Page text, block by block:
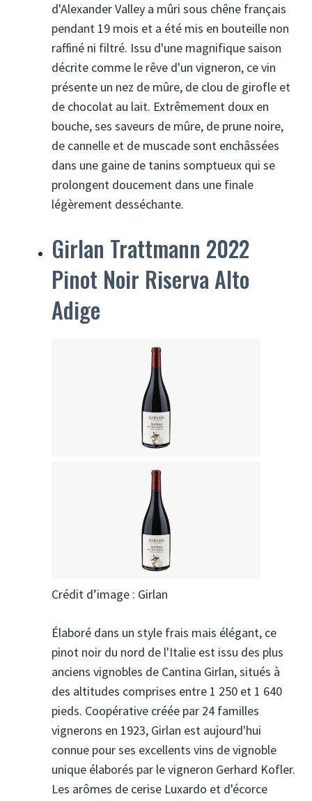
d'Alexander Valley a mûri sous chêne français
pendant 19 mois et a été mis en bouteille non
raffiné ni filtré. Issu d'une magnifique saison
décrite comme le rêve d'un vigneron, ce vin
présente un nez de mûre, de clou de girofle et
de chocolat au lait. Extrêmement doux en
bouche, ses saveurs de mûre, de prune noire,
de cannelle et de muscade sont enchâssées
dans une gaine de tanins somptueux qui se
prolongent doucement dans une finale
légèrement desséchante.
Girlan Trattmann 2022
Pinot Noir Riserva Alto
Adige
Crédit d’image : Girlan
Élaboré dans un style frais mais élégant, ce
pinot noir du nord de l'Italie est issu des plus
anciens vignobles de Cantina Girlan, situés à
des altitudes comprises entre 1 250 et 1 640
pieds. Coopérative créée par 24 familles
vignerons en 1923, Girlan est aujourd'hui
connue pour ses excellents vins de vignoble
unique élaborés par le vigneron Gerhard Kofler.
Les arômes de cerise Luxardo et d'écorce